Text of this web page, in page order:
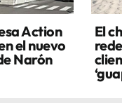
Action
el nuevo
Narón
El